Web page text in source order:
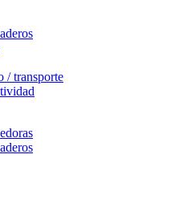
/ transporte